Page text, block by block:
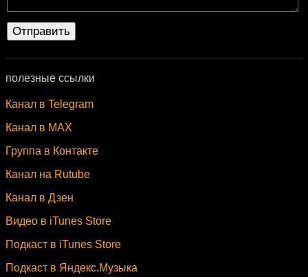
полезные ссылки
Канал в Telegram
Канал в MAX
Группа в Контакте
Канал на Rutube
Канал в Дзен
Видео в iTunes Store
Подкаст в iTunes Store
Подкаст в Яндекс.Музыка